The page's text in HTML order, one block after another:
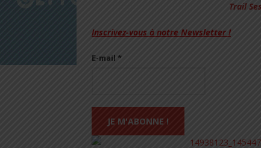
Trail
Inscrivez-vous à notre Newsletter !
E-mail *